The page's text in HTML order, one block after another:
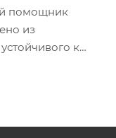
помощник
из
к